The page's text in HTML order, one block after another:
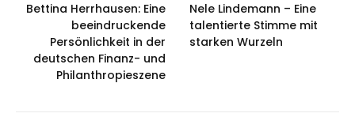
Bettina Herrhausen: Eine
beeindruckende
Persönlichkeit in der
deutschen Finanz- und
Philanthropieszene
Nele Lindemann – Eine
talentierte Stimme mit
starken Wurzeln